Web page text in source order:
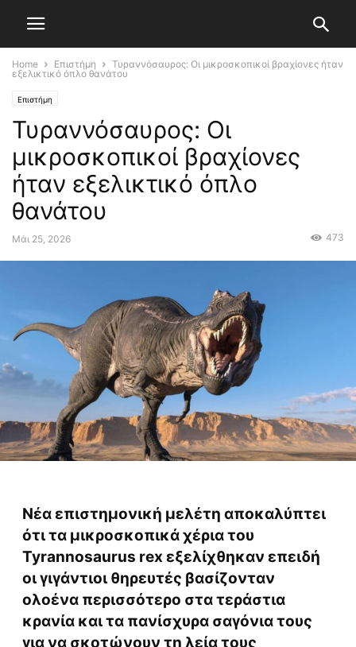
Home Επιστήμη
Τυραννόσαυρος: Οι μικροσκοπικοί βραχίονες ήταν
εξελικτικό όπλο θανάτου
Επιστήμη
Τυραννόσαυρος: Οι
μικροσκοπικοί βραχίονες
ήταν εξελικτικό όπλο
θανάτου
Μάι 25, 2026 473
Νέα επιστημονική μελέτη αποκαλύπτει
ότι τα μικροσκοπικά χέρια του
Tyrannosaurus rex εξελίχθηκαν επειδή
οι γιγάντιοι θηρευτές βασίζονταν
ολοένα περισσότερο στα τεράστια
κρανία και τα πανίσχυρα σαγόνια τους
για να σκοτώνουν τη λεία τους